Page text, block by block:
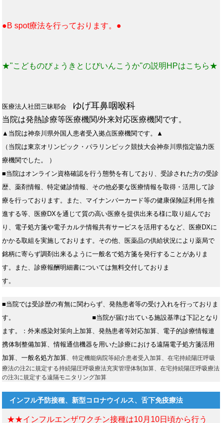
●B spot療法を行っております。●
★"こどものびょうきとじびいんこうか"の説明HPはこちら★
医療法人社団三昧耶会 ゆげ耳鼻咽喉科
当院は発熱診療等医療機関/外来対応医療機関です。
▲当院は神奈川県外国人患者受入拠点医療機関です。▲
（当院は東京オリンピック・パラリンピック競技大会神奈川県指定協力医
療機関でした。 ）
■当院はオンライン資格確認を行う態勢を有しており、受診された方の受診
歴、薬剤情報、特定健診情報、その他必要な医療情報を取得・活用して診
療を行っております。また、マイナンバーカード等の健康保険証利用を推
進する等、医療DXを通じて質の高い医療を提供出来る様に取り組んでお
り、電子処方箋や電子カルテ情報共有サービスを活用するなど、医療DXに
かかる取組を実施しております。その他、医薬品の供給状況により薬局で
銘柄に寄らず調剤出来るように一般名で処方箋を発行することがありま
す。また、診療報酬明細書については無料交付しておりま
す。
■当院では受診歴の有無に関わらず、発熱患者等の受け入れを行っておりま
す。
■当院が届け出ている施設基準は下記となり
ます。：外来感染対策向上加算、発熱患者等対応加算、電子的診療情報連
携体制整備加算、情報通信機器を用いた診療における遠隔電子処方箋活用
加算、一般名処方加算 、特定機能病院等紹介患者受入加算、在宅持続陽圧呼吸
療法の注2に規定する持続陽圧呼吸療法充実管理体制加算、在宅持続陽圧呼吸療法
の注3に規定する遠隔モニタリング加算
インフル予防接種、新型コロナウイルス、舌下免疫療法
★★インフルエンザワクチン接種は10月10日頃から行う